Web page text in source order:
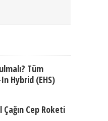
Tüm
Hybrid (EHS)
Cep Roketi